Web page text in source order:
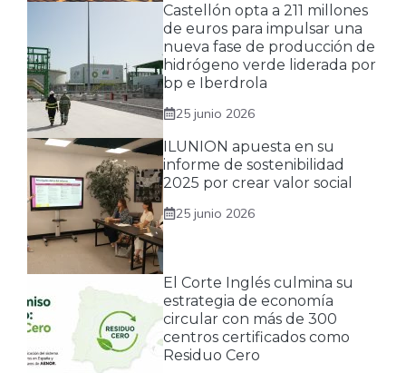
Castellón opta a 211 millones
de euros para impulsar una
nueva fase de producción de
hidrógeno verde liderada por
bp e Iberdrola
25 junio 2026
ILUNION apuesta en su
informe de sostenibilidad
2025 por crear valor social
25 junio 2026
El Corte Inglés culmina su
estrategia de economía
circular con más de 300
centros certificados como
Residuo Cero